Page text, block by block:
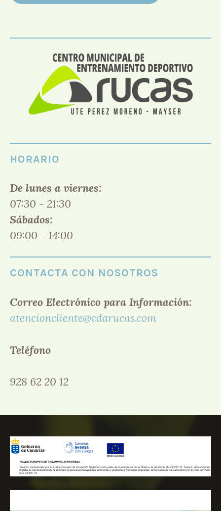
HORARIO
De lunes a viernes:
07:30 - 21:30
Sábados:
09:00 - 14:00
CONTACTA CON NOSOTROS
Correo Electrónico para Información:
atencioncliente@cdarucas.com
Teléfono
928 62 20 12